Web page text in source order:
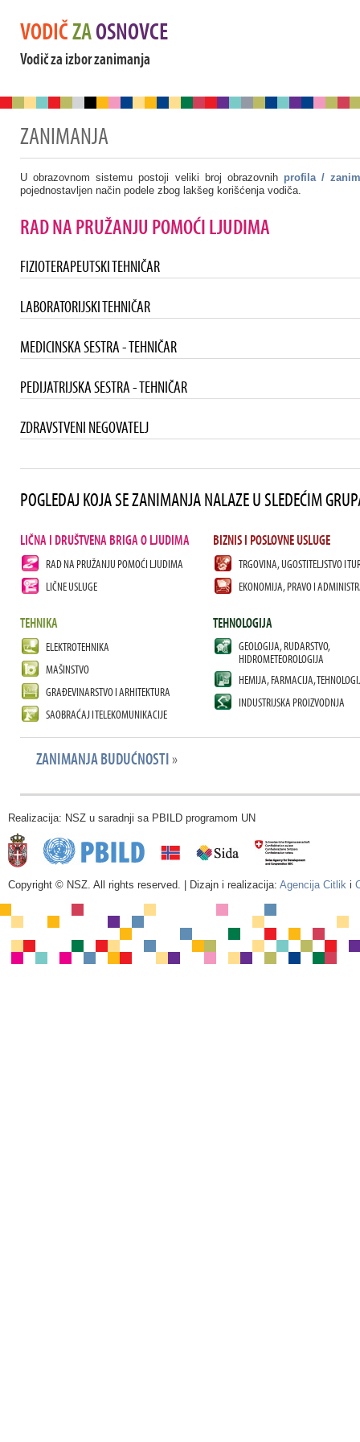
VODIČZAOSNOVCE
Vodič za izbor zanimanja
ZANIMANJA
U obrazovnom sistemu postoji veliki broj obrazovnih profila /
pojednostavljen način podele zbog lakšeg korišćenja vodiča.
RAD NA PRUŽANJU POMOĆI LJUDIMA
FIZIOTERAPEUTSKI TEHNIČAR
LABORATORIJSKI TEHNIČAR
MEDICINSKA SESTRA - TEHNIČAR
PEDIJATRIJSKA SESTRA - TEHNIČAR
ZDRAVSTVENI NEGOVATELJ
POGLEDAJ KOJA SE ZANIMANJA NALAZE U SLEDEĆIM
LIČNA I DRUŠTVENA BRIGA O LJUDIMA
RAD NA PRUŽANJU POMOĆI LJUDIMA
LIČNE USLUGE
BIZNIS I POSLOVNE USLUGE
TRGOVINA, UGOSTITELJSTVO I
EKONOMIJA, PRAVO I
TEHNIKA
ELEKTROTEHNIKA
MAŠINSTVO
GRAĐEVINARSTVO I ARHITEKTURA
SAOBRAĆAJ I TELEKOMUNIKACIJE
TEHNOLOGIJA
GEOLOGIJA, RUDARSTVO,
HIDROMETEOROLOGIJA
HEMIJA, FARMACIJA,
INDUSTRIJSKA PROIZVODNJA
ZANIMANJA BUDUĆNOSTI»
Realizacija: NSZ u saradnji sa PBILD programom UN
Copyright © NSZ. All rights reserved. | Dizajn i realizacija: Agencija Citlik i